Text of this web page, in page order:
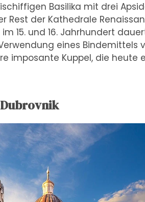
Basilika mit drei
Rest der Kathedrale
15. und 16. Jahrhundert
eines Bindemittels
imposante Kuppel, die heute